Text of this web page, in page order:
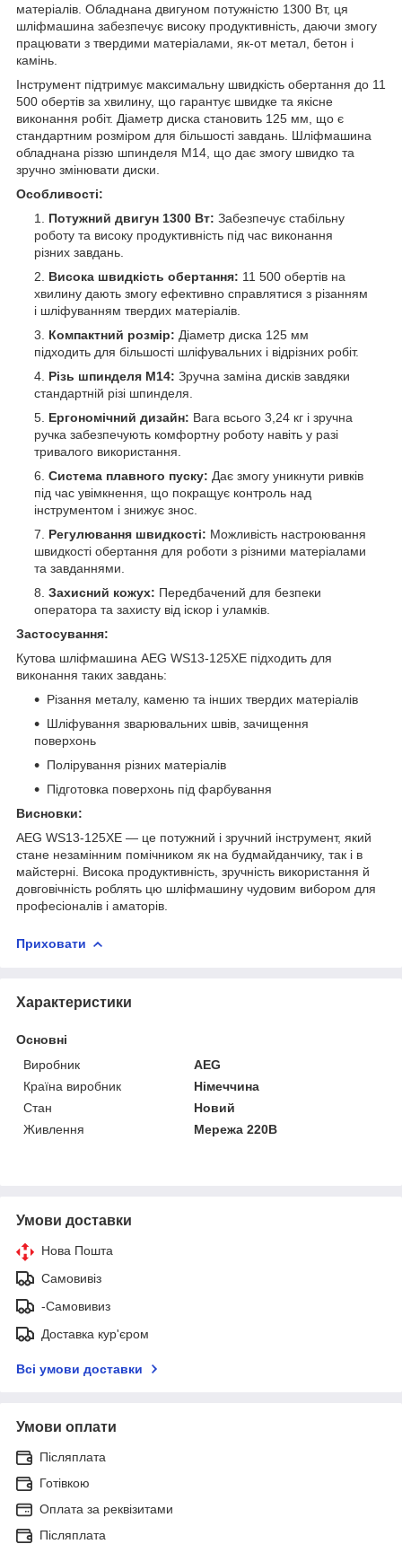
матеріалів. Обладнана двигуном потужністю 1300 Вт, ця
шліфмашина забезпечує високу продуктивність, даючи змогу
працювати з твердими матеріалами, як-от метал, бетон і
камінь.
Інструмент підтримує максимальну швидкість обертання до 11
500 обертів за хвилину, що гарантує швидке та якісне
виконання робіт. Діаметр диска становить 125 мм, що є
стандартним розміром для більшості завдань. Шліфмашина
обладнана різзю шпинделя М14, що дає змогу швидко та
зручно змінювати диски.
Особливості:
Потужний двигун 1300 Вт: Забезпечує стабільну
роботу та високу продуктивність під час виконання
різних завдань.
Висока швидкість обертання: 11 500 обертів на
хвилину дають змогу ефективно справлятися з різанням
і шліфуванням твердих матеріалів.
Компактний розмір: Діаметр диска 125 мм
підходить для більшості шліфувальних і відрізних робіт.
Різь шпинделя М14: Зручна заміна дисків завдяки
стандартній різі шпинделя.
Ергономічний дизайн: Вага всього 3,24 кг і зручна
ручка забезпечують комфортну роботу навіть у разі
тривалого використання.
Система плавного пуску: Дає змогу уникнути ривків
під час увімкнення, що покращує контроль над
інструментом і знижує знос.
Регулювання швидкості: Можливість настроювання
швидкості обертання для роботи з різними матеріалами
та завданнями.
Захисний кожух: Передбачений для безпеки
оператора та захисту від іскор і уламків.
Застосування:
Кутова шліфмашина AEG WS13-125XE підходить для
виконання таких завдань:
Різання металу, каменю та інших твердих матеріалів
Шліфування зварювальних швів, зачищення
поверхонь
Полірування різних матеріалів
Підготовка поверхонь під фарбування
Висновки:
AEG WS13-125XE — це потужний і зручний інструмент, який
стане незамінним помічником як на будмайданчику, так і в
майстерні. Висока продуктивність, зручність використання й
довговічність роблять цю шліфмашину чудовим вибором для
професіоналів і аматорів.
Приховати
Характеристики
Основні
Виробник
AEG
Країна виробник
Німеччина
Стан
Новий
Живлення
Мережа 220В
Умови доставки
Нова Пошта
Самовивіз
-Самовивиз
Доставка кур'єром
Всі умови доставки
Умови оплати
Післяплата
Готівкою
Оплата за реквізитами
Післяплата